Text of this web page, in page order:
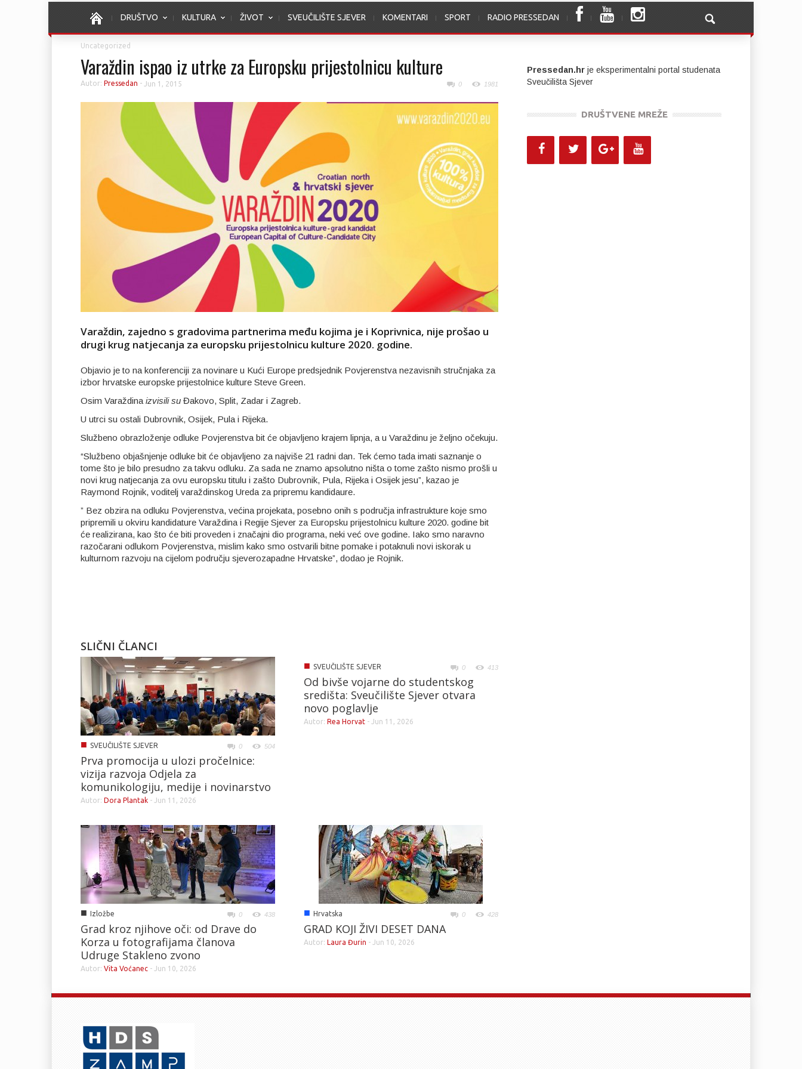
DRUŠTVO KULTURA ŽIVOT SVEUČILIŠTE SJEVER KOMENTARI SPORT RADIO PRESSEDAN
Uncategorized
Varaždin ispao iz utrke za Europsku prijestolnicu kulture
Autor: Pressedan - Jun 1, 2015 0 1981
Varaždin, zajedno s gradovima partnerima među kojima je i Koprivnica, nije prošao u
drugi krug natjecanja za europsku prijestolnicu kulture 2020. godine.
Objavio je to na konferenciji za novinare u Kući Europe predsjednik Povjerenstva nezavisnih stručnjaka za
izbor hrvatske europske prijestolnice kulture Steve Green.
Osim Varaždina izvisili su Đakovo, Split, Zadar i Zagreb.
U utrci su ostali Dubrovnik, Osijek, Pula i Rijeka.
Službeno obrazloženje odluke Povjerenstva bit će objavljeno krajem lipnja, a u Varaždinu je željno očekuju.
“Službeno objašnjenje odluke bit će objavljeno za najviše 21 radni dan. Tek ćemo tada imati saznanje o
tome što je bilo presudno za takvu odluku. Za sada ne znamo apsolutno ništa o tome zašto nismo prošli u
novi krug natjecanja za ovu europsku titulu i zašto Dubrovnik, Pula, Rijeka i Osijek jesu”, kazao je
Raymond Rojnik, voditelj varaždinskog Ureda za pripremu kandidaure.
” Bez obzira na odluku Povjerenstva, većina projekata, posebno onih s područja infrastrukture koje smo
pripremili u okviru kandidature Varaždina i Regije Sjever za Europsku prijestolnicu kulture 2020. godine bit
će realizirana, kao što će biti proveden i značajni dio programa, neki već ove godine. Iako smo naravno
razočarani odlukom Povjerenstva, mislim kako smo ostvarili bitne pomake i potaknuli novi iskorak u
kulturnom razvoju na cijelom području sjeverozapadne Hrvatske”, dodao je Rojnik.
SLIČNI ČLANCI
■ SVEUČILIŠTE SJEVER 0 504
Prva promocija u ulozi pročelnice:
vizija razvoja Odjela za
komunikologiju, medije i novinarstvo
Autor: Dora Plantak - Jun 11, 2026
■ SVEUČILIŠTE SJEVER 0 413
Od bivše vojarne do studentskog
središta: Sveučilište Sjever otvara
novo poglavlje
Autor: Rea Horvat- Jun 11, 2026
■ Izložbe 0 438
Grad kroz njihove oči: od Drave do
Korza u fotografijama članova
Udruge Stakleno zvono
Autor: Vita Voćanec - Jun 10, 2026
■ Hrvatska 0 428
GRAD KOJI ŽIVI DESET DANA
Autor: Laura Đurin - Jun 10, 2026
Pressedan.hr je eksperimentalni portal studenata
Sveučilišta Sjever
DRUŠTVENE MREŽE